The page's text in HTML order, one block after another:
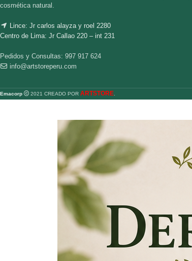
cosmética natural.
Lince: Jr carlos alayza y roel 2280
Centro de Lima: Jr Callao 220 – int 231
Pedidos y Consultas: 997 917 624
info@artstoreperu.com
Emacorp 2021 CREADO POR ARTSTORE